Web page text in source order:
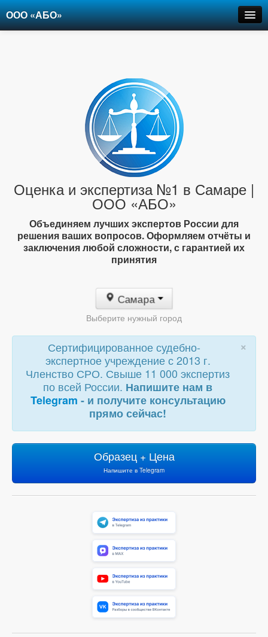
ООО «АБО»
Оценка и экспертиза №1 в Самаре |
ООО «АБО»
Объединяем лучших экспертов России для
решения ваших вопросов. Оформляем отчёты и
заключения любой сложности, с гарантией их
принятия
Самара
Выберите нужный город
×
Сертифицированное судебно-
экспертное учреждение с 2013 г.
Членство СРО. Свыше 11 000 экспертиз
по всей России. Напишите нам в
Telegram - и получите консультацию
прямо сейчас!
Образец + Цена
Напишите в Telegram